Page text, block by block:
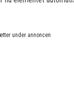
under annoncen